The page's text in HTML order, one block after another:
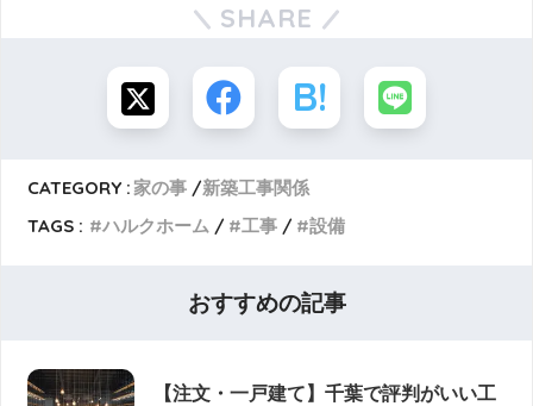
SHARE
CATEGORY :家の事
新築工事関係
TAGS :
ハルクホーム 工事 設備
おすすめの記事
【注文・一戸建て】千葉で評判がいい工